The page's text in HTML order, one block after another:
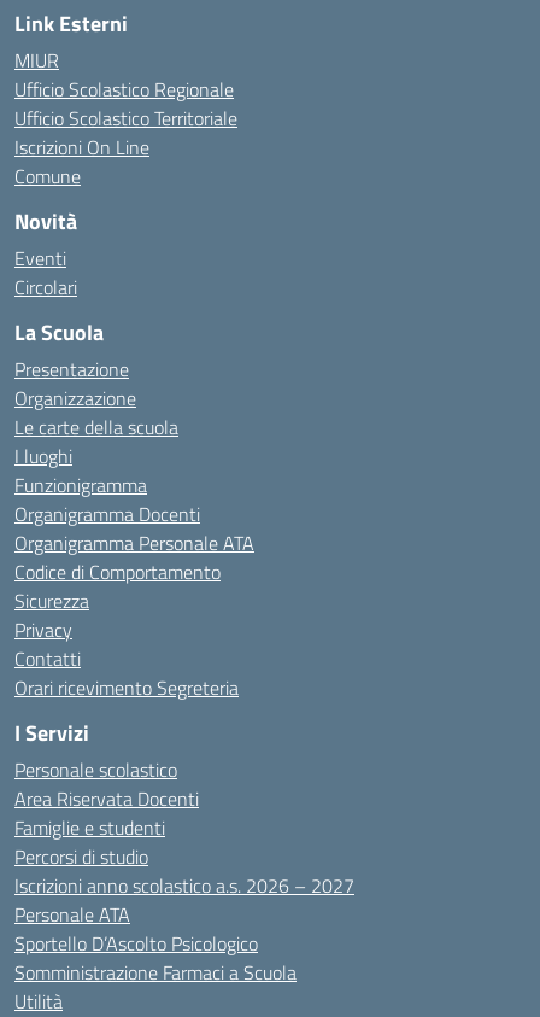
Link Esterni
MIUR
Ufficio Scolastico Regionale
Ufficio Scolastico Territoriale
Iscrizioni On Line
Comune
Novità
Eventi
Circolari
La Scuola
Presentazione
Organizzazione
Le carte della scuola
I luoghi
Funzionigramma
Organigramma Docenti
Organigramma Personale ATA
Codice di Comportamento
Sicurezza
Privacy
Contatti
Orari ricevimento Segreteria
I Servizi
Personale scolastico
Area Riservata Docenti
Famiglie e studenti
Percorsi di studio
Iscrizioni anno scolastico a.s. 2026 – 2027
Personale ATA
Sportello D’Ascolto Psicologico
Somministrazione Farmaci a Scuola
Utilità